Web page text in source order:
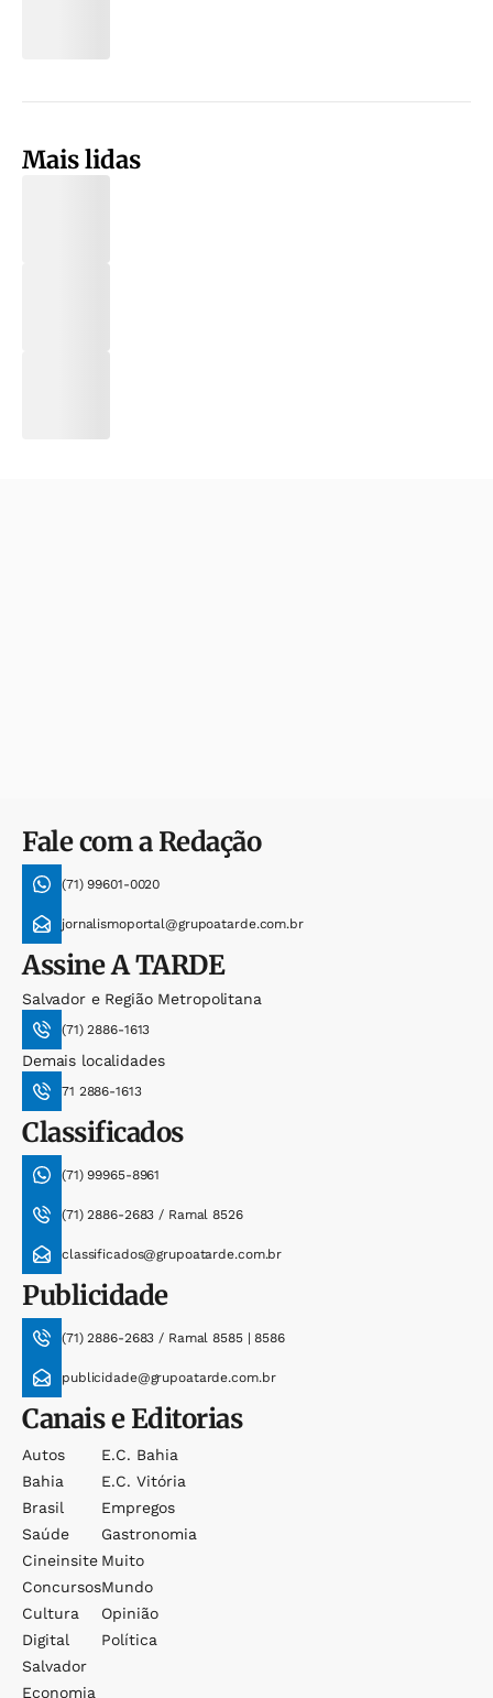
Mais lidas
Fale com a Redação
(71) 99601-0020
jornalismoportal@grupoatarde.com.br
AssineA TARDE
Salvador e Região Metropolitana
(71) 2886-1613
Demais localidades
71 2886-1613
Classificados
(71) 99965-8961
(71) 2886-2683 / Ramal 8526
classificados@grupoatarde.com.br
Publicidade
(71) 2886-2683 / Ramal 8585 | 8586
publicidade@grupoatarde.com.br
Canais e Editorias
Autos
Bahia
Brasil
Saúde
Cineinsite
Concursos
Cultura
Digital
Salvador
Economia
E.c. Bahia
E.c. Vitória
Empregos
Gastronomia
Muito
Mundo
Opinião
Política